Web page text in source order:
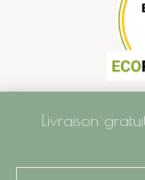
©
Livraison